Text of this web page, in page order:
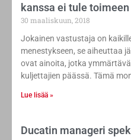
kanssa ei tule toimeen
30 maaliskuun, 2018
Jokainen vastustaja on
menestykseen, se aiheuttaa
ovat ainoita, jotka
kuljettajien päässä. Tämä
Lue lisää »
Ducatin manageri